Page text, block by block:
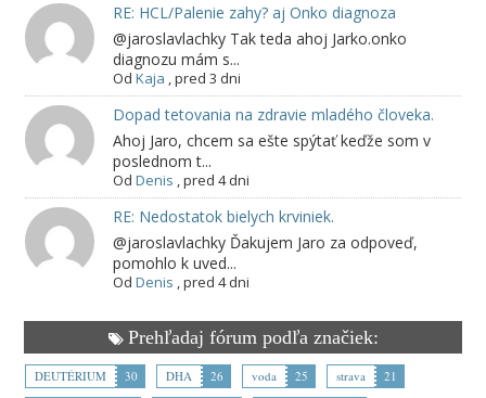
RE: HCL/Palenie zahy? aj Onko diagnoza
@jaroslavlachky Tak teda ahoj Jarko.onko
diagnozu mám s...
Od Kaja ,pred 3 dni
Dopad tetovania na zdravie mladého človeka.
Ahoj Jaro, chcem sa ešte spýtať keďže som v
poslednom t...
Od Denis ,pred 4 dni
RE: Nedostatok bielych krviniek.
@jaroslavlachky Ďakujem Jaro za odpoveď,
pomohlo k uved...
Od Denis ,pred 4 dni
Prehľadaj fórum podľa značiek:
DEUTÉRIUM 30 DHA 26 voda 25 strava
21